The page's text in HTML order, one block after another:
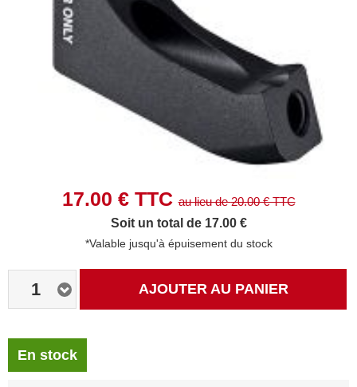
17.00 € TTCau lieu de20.00€ TTC
Soit un total de 17.00 €
*Valable jusqu'à épuisement du stock
1 AJOUTER AU PANIER
En stock